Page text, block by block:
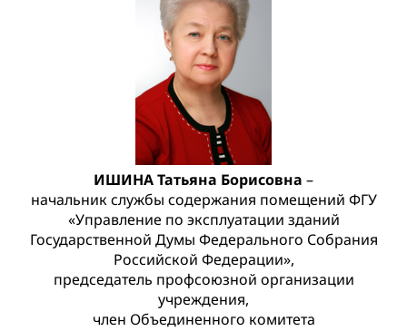
ИШИНА Татьяна Борисовна –
начальник службы содержания помещений ФГУ
«Управление по эксплуатации зданий
Государственной Думы Федерального Собрания
Российской Федерации»,
председатель профсоюзной организации
учреждения,
член Объединенного комитета